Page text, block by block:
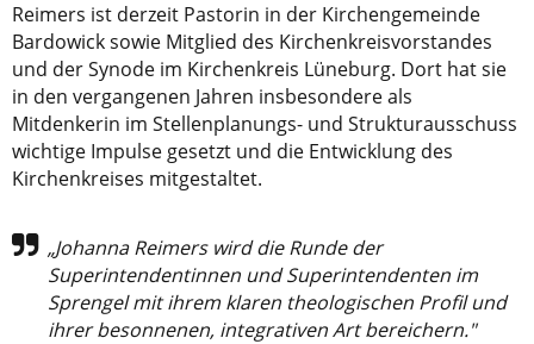
Reimers ist derzeit Pastorin in der Kirchengemeinde
Bardowick sowie Mitglied des Kirchenkreisvorstandes
und der Synode im Kirchenkreis Lüneburg. Dort hat sie
in den vergangenen Jahren insbesondere als
Mitdenkerin im Stellenplanungs- und Strukturausschuss
wichtige Impulse gesetzt und die Entwicklung des
Kirchenkreises mitgestaltet.
„Johanna Reimers wird die Runde der
Superintendentinnen und Superintendenten im
Sprengel mit ihrem klaren theologischen Profil und
ihrer besonnenen, integrativen Art bereichern."